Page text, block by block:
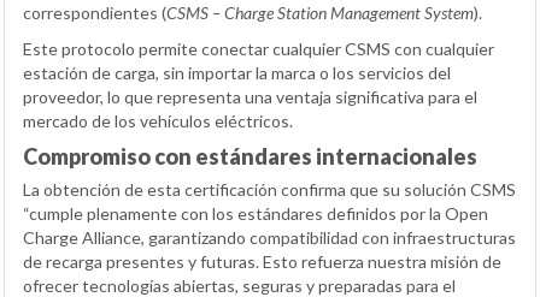
correspondientes (CSMS – Charge Station Management System).
Este protocolo permite conectar cualquier CSMS con cualquier
estación de carga, sin importar la marca o los servicios del
proveedor, lo que representa una ventaja significativa para el
mercado de los vehículos eléctricos.
Compromiso con estándares internacionales
La obtención de esta certificación confirma que su solución CSMS
“cumple plenamente con los estándares definidos por la Open
Charge Alliance, garantizando compatibilidad con infraestructuras
de recarga presentes y futuras. Esto refuerza nuestra misión de
ofrecer tecnologías abiertas, seguras y preparadas para el